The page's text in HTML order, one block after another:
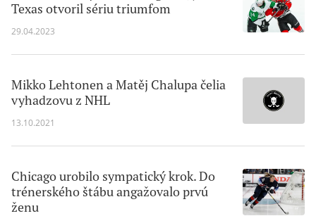
Texas otvoril sériu triumfom
29.04.2023
Mikko Lehtonen a Matěj Chalupa čelia
vyhadzovu z NHL
13.10.2021
Chicago urobilo sympatický krok. Do
trénerského štábu angažovalo prvú
ženu